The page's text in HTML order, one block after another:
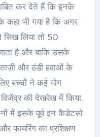
कर देते हैं कि इनके
कहा भी गया है कि अगर
लिया तो 50
है और बाकि उसके
ताज़ी और ठंडी हवाओं के
बच्चों ने कई योग
की देखरेख में किया.
में इसके पूर्व इन कैडेटसो
फायरिंग का प्रशिक्षण